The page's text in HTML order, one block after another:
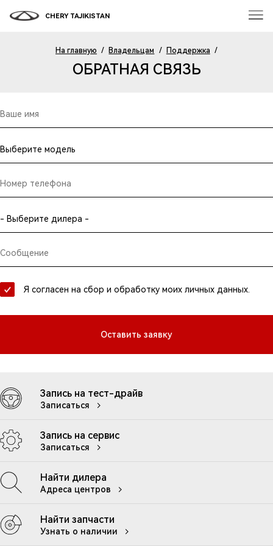
CHERY TAJIKISTAN
На главную / Владельцам / Поддержка /
ОБРАТНАЯ СВЯЗЬ
Я согласен на сбор и обработку моих личных данных.
Оставить заявку
Запись на тест-драйв
Записаться
Запись на сервис
Записаться
Найти дилера
Адреса центров
Найти запчасти
Узнать о наличии